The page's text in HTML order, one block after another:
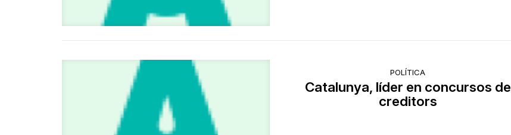
POLÍTICA
Catalunya, líder en concursos de
creditors